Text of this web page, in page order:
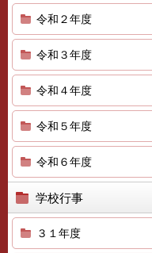
令和２年度
令和３年度
令和４年度
令和５年度
令和６年度
学校行事
３１年度